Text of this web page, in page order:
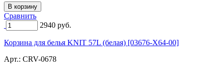
Сравнить
2940 руб.
Корзина для белья KNIT 57L (белая) [03676-X64-00]
Арт.: CRV-0678